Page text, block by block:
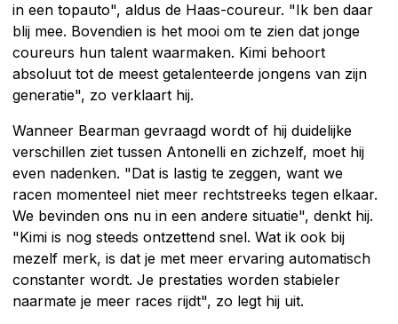
in een topauto", aldus de Haas-coureur. "Ik ben daar
blij mee. Bovendien is het mooi om te zien dat jonge
coureurs hun talent waarmaken. Kimi behoort
absoluut tot de meest getalenteerde jongens van zijn
generatie", zo verklaart hij.
Wanneer Bearman gevraagd wordt of hij duidelijke
verschillen ziet tussen Antonelli en zichzelf, moet hij
even nadenken. "Dat is lastig te zeggen, want we
racen momenteel niet meer rechtstreeks tegen elkaar.
We bevinden ons nu in een andere situatie", denkt hij.
"Kimi is nog steeds ontzettend snel. Wat ik ook bij
mezelf merk, is dat je met meer ervaring automatisch
constanter wordt. Je prestaties worden stabieler
naarmate je meer races rijdt", zo legt hij uit.